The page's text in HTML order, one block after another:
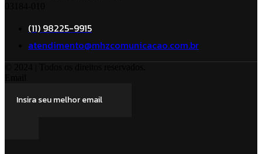
(11) 98225-9915
atendimento@mhzcomunicacao.com.br